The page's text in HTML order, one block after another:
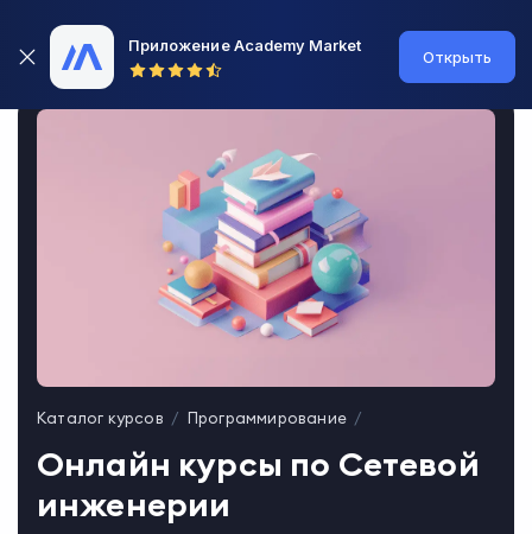
Приложение Academy Market
Открыть
Каталог курсов Программирование
Онлайн курсы по Сетевой
инженерии